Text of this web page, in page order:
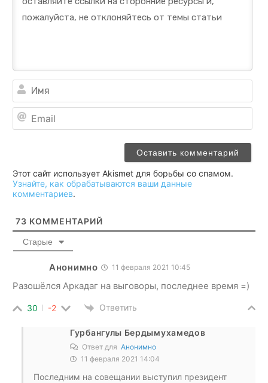
Этот сайт использует Akismet для борьбы со спамом.
Узнайте, как обрабатываются ваши данные
комментариев.
73 КОММЕНТАРИЙ
Старые
Анонимно 11 февраля 2021 10:45
Разошёлся Аркадаг на выговоры, последнее время =)
30 -2 Ответить
Гурбангулы Бердымухамедов
Ответ для Анонимно
11 февраля 2021 14:04
Последним на совещании выступил президент